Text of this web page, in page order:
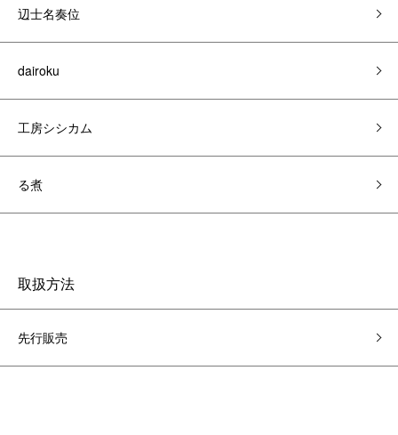
辺士名奏位
dairoku
工房シシカム
る煮
取扱方法
先行販売